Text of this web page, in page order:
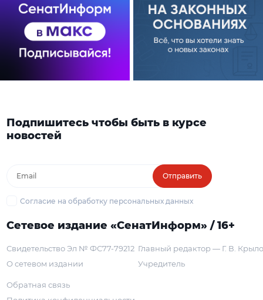
Подпишитесь чтобы быть в курсе
новостей
Отправить
Согласие на обработку персональных данных
Сетевое издание «СенатИнформ» / 16+
Свидетельство Эл № ФС77-79212
О сетевом издании
Главный редактор — Г. В.
Учредитель
Обратная связь